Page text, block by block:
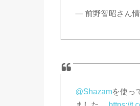
— 前野智昭さん
@Shazamを使っ